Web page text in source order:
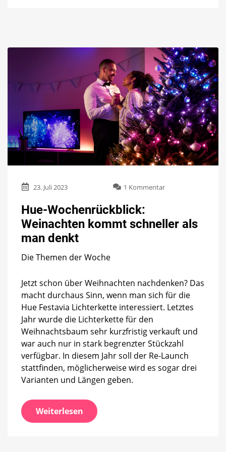
23. Juli 2023 1 Kommentarzu
kommt
Hue-Wochenrückblick:
Weinachten kommt schneller als
man denkt
Die Themen der Woche
Jetzt schon über Weihnachten nachdenken? Das
macht durchaus Sinn, wenn man sich für die
Hue Festavia Lichterkette interessiert. Letztes
Jahr wurde die Lichterkette für den
Weihnachtsbaum sehr kurzfristig verkauft und
war auch nur in stark begrenzter Stückzahl
verfügbar. In diesem Jahr soll der Re-Launch
stattfinden, möglicherweise wird es sogar drei
Varianten und Längen geben.
Weiterlesen